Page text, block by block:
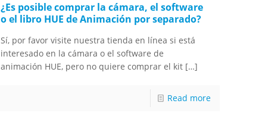
¿Es posible comprar la cámara, el software
o el libro HUE de Animación por separado?
Sí, por favor visite nuestra tienda en línea si está
interesado en la cámara o el software de
animación HUE, pero no quiere comprar el kit […]
Read more